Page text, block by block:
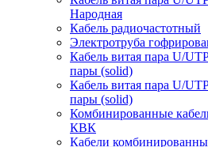
Народная
Кабель радиочастотный
Электротруба
Кабель витая пара U/
пары (solid)
Кабель витая пара U/
пары (solid)
Комбинированные
КВК
Кабели